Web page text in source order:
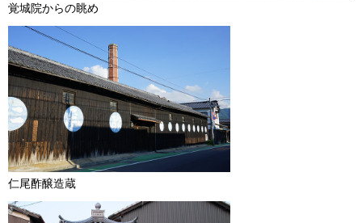
覚城院からの眺め
仁尾酢醸造蔵